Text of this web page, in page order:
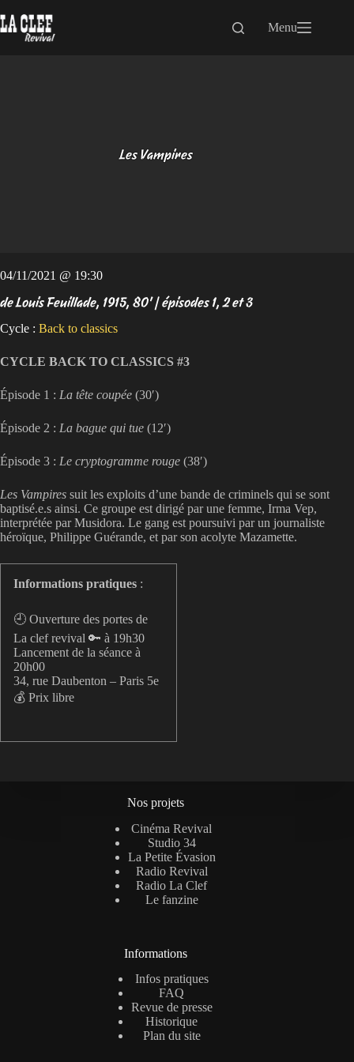
au
contenu
Menu
Les Vampires
04/11/2021 @ 19:30
de Louis Feuillade, 1915, 80' | épisodes 1, 2 et 3
Cycle : Back to classics
CYCLE BACK TO CLASSICS #3
Épisode 1 : La tête coupée (30′)
Épisode 2 : La bague qui tue (12′)
Épisode 3 : Le cryptogramme rouge (38′)
Les Vampires suit les exploits d’une bande de criminels qui se sont
baptisé.e.s ainsi. Ce groupe est dirigé par une femme, Irma Vep,
interprétée par Musidora. Le gang est poursuivi par un journaliste
héroïque, Philippe Guérande, et par son acolyte Mazamette.
Informations pratiques :
🕘 Ouverture des portes de
La clef revival 🔑 à 19h30
Lancement de la séance à
20h00
34, rue Daubenton – Paris 5e
💰 Prix libre
Nos projets
Cinéma Revival
Studio 34
La Petite Évasion
Radio Revival
Radio La Clef
Le fanzine
Informations
Infos pratiques
FAQ
Revue de presse
Historique
Plan du site